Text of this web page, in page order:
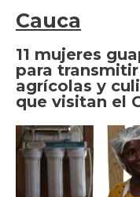
Cauca
11 mujeres
para
agrícolas y
que visitan el